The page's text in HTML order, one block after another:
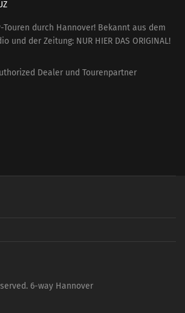
Touren durch Hannover! Bekannt aus dem
und der Zeitung: NUR HIER DAS ORIGINAL!
Dealer und Tourenpartner
6-way Hannover